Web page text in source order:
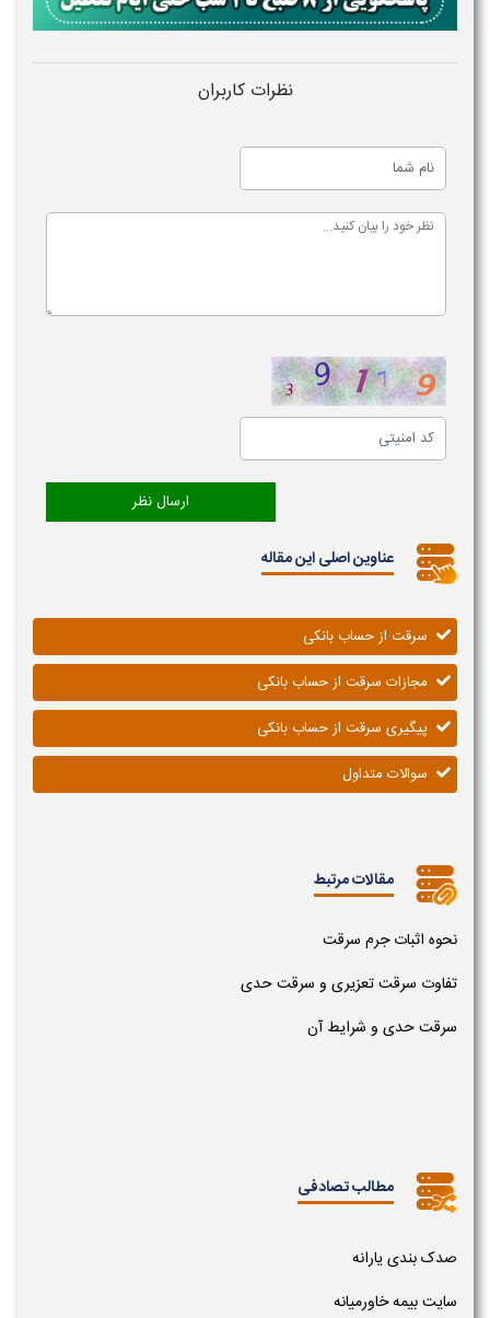
نظرات کاربران
عناوین اصلی این مقاله
سرقت از حساب بانکی
مجازات سرقت از حساب بانکی
پیگیری سرقت از حساب بانکی
سوالات متداول
مقالات مرتبط
نحوه اثبات جرم سرقت
تفاوت سرقت تعزیری و سرقت حدی
سرقت حدی و شرایط آن
مطالب تصادفی
صدک بندی یارانه
سایت بیمه خاورمیانه